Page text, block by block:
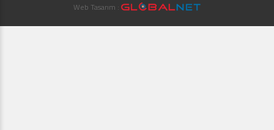
Web Tasarım :